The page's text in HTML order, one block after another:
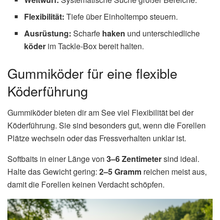
Flexibilität: Tiefe über Einholtempo steuern.
Ausrüstung: Scharfe haken und unterschiedliche
köder im Tackle‑Box bereit halten.
Gummiköder für eine flexible
Köderführung
Gummiköder bieten dir am See viel Flexibilität bei der
Köderführung. Sie sind besonders gut, wenn die Forellen
Plätze wechseln oder das Fressverhalten unklar ist.
Softbaits in einer Länge von 3–6 Zentimetersind ideal.
Halte das Gewicht gering: 2–5 Gramm reichen meist aus,
damit die Forellen keinen Verdacht schöpfen.